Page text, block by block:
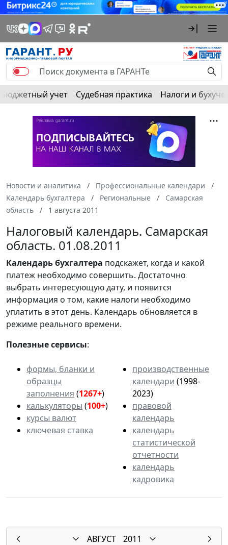
Бюджетный учет Судебная практика Налоги и
Новости и аналитика
Профессиональные календари
Календарь бухгалтера
Региональные
Самарская
область
1 августа 2011
Налоговый календарь. Самарская
область. 01.08.2011
Календарьбухгалтера подскажет, когда и какой
платеж необходимо совершить. Достаточно
выбрать интересующую дату, и появится
информация о том, какие налоги необходимо
уплатить в этот день. Календарь обновляется в
режиме реального времени.
Полезные сервисы:
формы, бланки и
образцы
заполнения (1267+)
калькуляторы (100+)
курсы валют
ключевая ставка
производственные
календари (1998-
2023)
правовой
календарь
календарь
статистической
отчетности
календарь
кадровика
АВГУСТ
2011